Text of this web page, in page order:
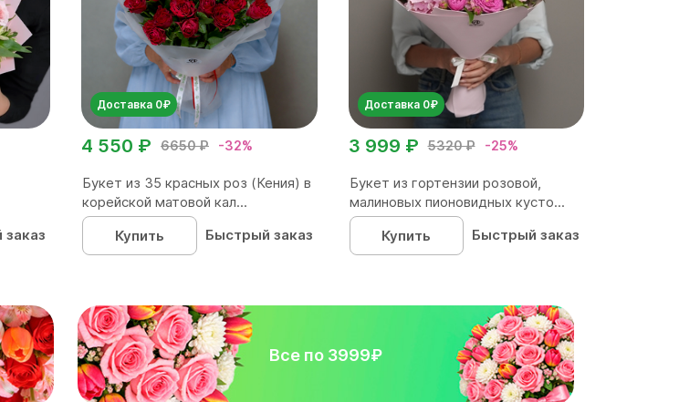
Доставка 0₽
6650 ₽ -32%
4 550 ₽
Букет из 35 красных роз (Кения) в
корейской матовой кал...
Купить
Быстрый заказ
Доставка 0₽
5320 ₽ -25%
3 999 ₽
Букет из гортензии розовой,
малиновых пионовидных кусто...
Купить
Быстрый заказ
Все по 3999₽